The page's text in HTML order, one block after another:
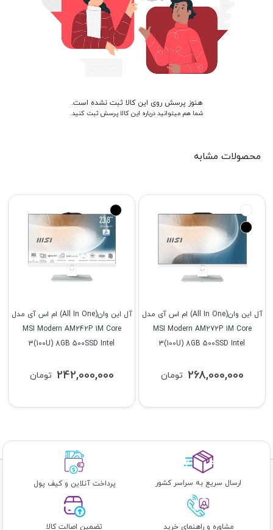
هنوز پرسش روی این کالا ثبت نشده است.
شما هم میتوانید درباره این کالا پرسش ثبت کنید.
محصولات مشابه
آل این وان(All In One) ام اس آی مدل
MSI Modern AM242P 1M Core
3(100U) 8GB 500SSD Intel
تومان 242,000,000
آل این وان(All In One) ام اس آی مدل
MSI Modern AM272P 1M Core
3(100U) 8GB 500SSD Intel
تومان 268,000,000
ارسال سریع به سراسر کشور پرداخت آنلاین و کیف پول
مشاوره و راهنمای خرید تضمین اصالت کالا